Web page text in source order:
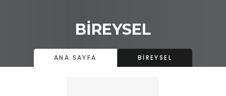
BİREYSEL
ANA SAYFA BİREYSEL